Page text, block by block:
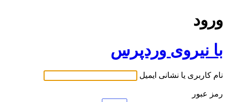
ورود
با نیروی وردپرس
نام کاربری یا نشانی ایمیل
رمز عبور